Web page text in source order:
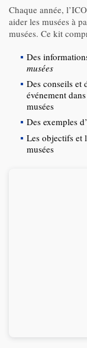
Chaque année,
aider les musées à
musées. Ce kit
Des
musées
Des conseils et
événement
musées
Des exemples
Les objectifs et
musées